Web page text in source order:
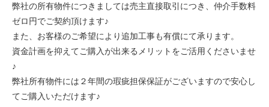
弊社の所有物件につきましては売主直接取引につき、仲介手数料
ゼロ円でご契約頂けます♪
また、お客様のご希望により追加工事も有償にて承ります。
資金計画を抑えてご購入が出来るメリットをご活用くださいませ
♪
弊社所有物件には２年間の瑕疵担保保証がございますので安心し
てご購入いただけます♪